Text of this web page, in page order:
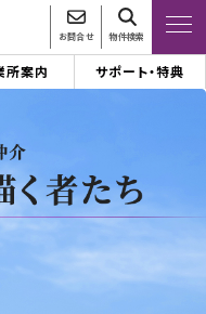
お問合せ 物件検索
所案内 サポート・特典